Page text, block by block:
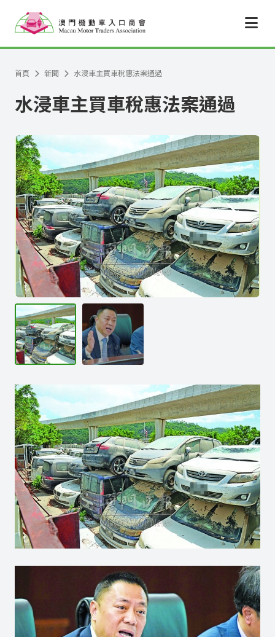
首頁 新聞 水浸車主買車稅惠法案通過
水浸車主買車稅惠法案通過